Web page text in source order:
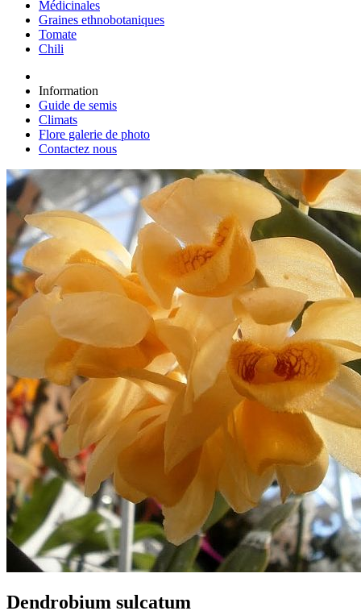
Médicinales
Graines ethnobotaniques
Tomate
Chili
Information
Guide de semis
Climats
Flore galerie de photo
Contactez nous
Dendrobium sulcatum